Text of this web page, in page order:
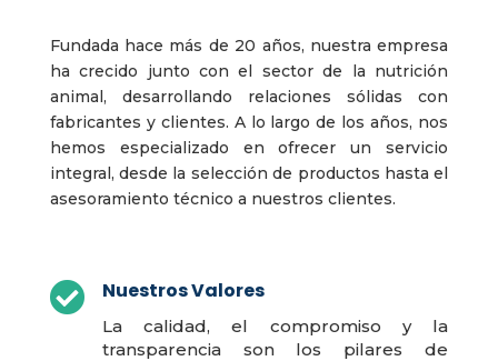
Fundada hace más de 20 años, nuestra empresa
ha crecido junto con el sector de la nutrición
animal, desarrollando relaciones sólidas con
fabricantes y clientes. A lo largo de los años, nos
hemos especializado en ofrecer un servicio
integral, desde la selección de productos hasta el
asesoramiento técnico a nuestros clientes.
 Nuestros Valores
La calidad, el compromiso y la
transparencia son los pilares de